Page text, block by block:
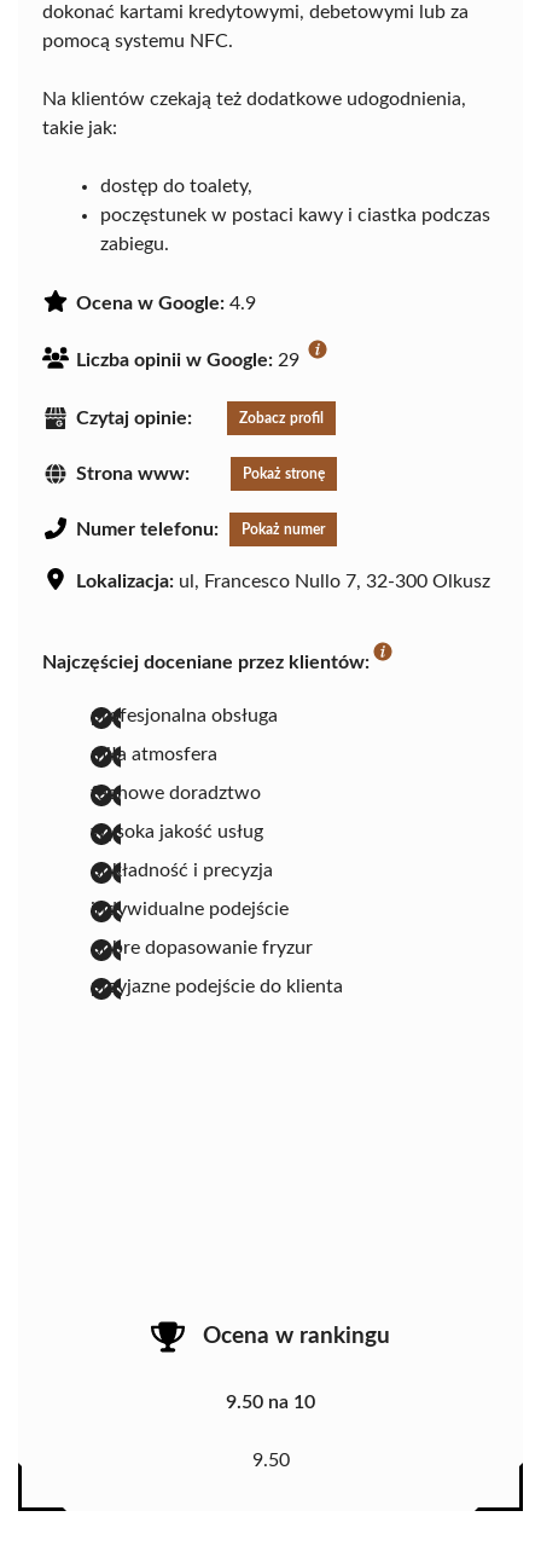
dokonać kartami kredytowymi, debetowymi lub za
pomocą systemu NFC.
Na klientów czekają też dodatkowe udogodnienia,
takie jak:
dostęp do toalety,
poczęstunek w postaci kawy i ciastka podczas
zabiegu.
Ocena w Google: 4.9
Liczba opinii w Google: 29
Czytaj opinie: Zobacz profil
Strona www: Pokaż stronę
Numer telefonu: Pokaż numer
Lokalizacja: ul, Francesco Nullo 7, 32-300 Olkusz
Najczęściej doceniane przez klientów:
profesjonalna obsługa
miła atmosfera
fachowe doradztwo
wysoka jakość usług
dokładność i precyzja
indywidualne podejście
dobre dopasowanie fryzur
przyjazne podejście do klienta
Ocena w rankingu
9.50 na 10
9.50